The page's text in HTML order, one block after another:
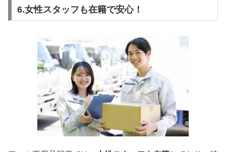
6.女性スタッフも在籍で安心！